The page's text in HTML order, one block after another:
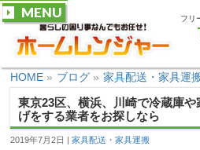
フリ
MENU
HOME » ブログ » 家具配送・家具運
東京23区、横浜、川崎で冷蔵庫
げをする業者をお探しなら
2019年7月2日 家具配送・家具運搬